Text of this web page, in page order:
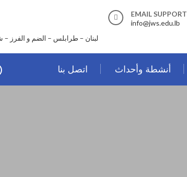
لبنان – طرابلس – الضم و الفرز –
EMAIL SUPPORT
info@jws.edu.lb
اتصل بنا أنشطة وأحداث